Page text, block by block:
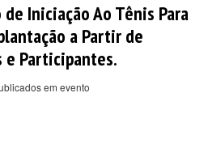
Iniciação Ao Tênis Para
a Partir de
e Participantes.
em evento